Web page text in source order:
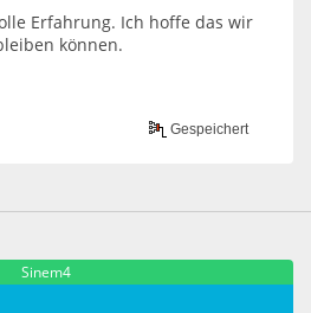
Erfahrung. Ich hoffe das wir
können.
Gespeichert
Sinem4